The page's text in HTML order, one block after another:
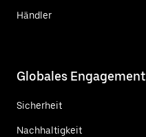
Händler
Globales Engagement
Sicherheit
Nachhaltigkeit